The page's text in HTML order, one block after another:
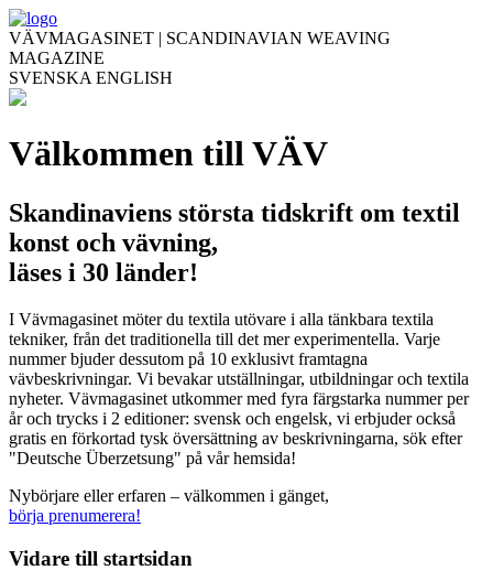
VÄVMAGASINET | SCANDINAVIAN WEAVING
MAGAZINE
SVENSKA ENGLISH
Välkommen till VÄV
Skandinaviens största tidskrift om textil
konst och vävning,
läses i 30 länder!
I Vävmagasinet möter du textila utövare i alla tänkbara textila
tekniker, från det traditionella till det mer experimentella. Varje
nummer bjuder dessutom på 10 exklusivt framtagna
vävbeskrivningar. Vi bevakar utställningar, utbildningar och textila
nyheter. Vävmagasinet utkommer med fyra färgstarka nummer per
år och trycks i 2 editioner: svensk och engelsk, vi erbjuder också
gratis en förkortad tysk översättning av beskrivningarna, sök efter
"Deutsche Überzetsung" på vår hemsida!
Nybörjare eller erfaren – välkommen i gänget,
börja prenumerera!
Vidare till startsidan